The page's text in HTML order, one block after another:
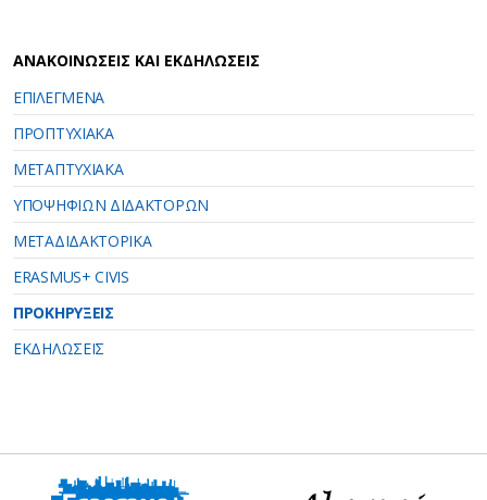
ΑΝΑΚΟΙΝΩΣΕΙΣ ΚΑΙ ΕΚΔΗΛΩΣΕΙΣ
ΕΠΙΛΕΓΜΕΝΑ
ΠΡΟΠΤΥΧΙΑΚΑ
ΜΕΤΑΠΤΥΧΙΑΚΑ
ΥΠΟΨΗΦΙΩΝ ΔΙΔΑΚΤΟΡΩΝ
ΜΕΤΑΔΙΔΑΚΤΟΡΙΚΑ
ERASMUS+ CIVIS
ΠΡΟΚΗΡΥΞΕΙΣ
ΕΚΔΗΛΩΣΕΙΣ